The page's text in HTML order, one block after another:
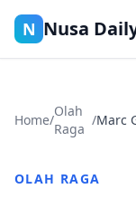
N Nusa
Home/
Olah
Raga
/Marc
OLAH RAGA